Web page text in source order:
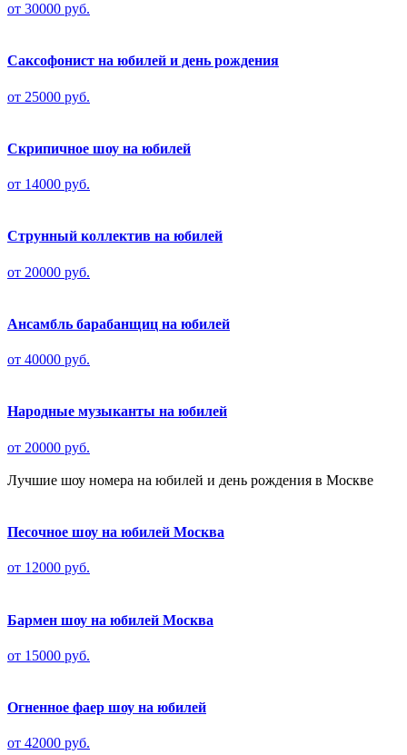
от 30000 руб.
Саксофонист на юбилей и день рождения
от 25000 руб.
Скрипичное шоу на юбилей
от 14000 руб.
Струнный коллектив на юбилей
от 20000 руб.
Ансамбль барабанщиц на юбилей
от 40000 руб.
Народные музыканты на юбилей
от 20000 руб.
Лучшие шоу номера на юбилей и день рождения в Москве
Песочное шоу на юбилей Москва
от 12000 руб.
Бармен шоу на юбилей Москва
от 15000 руб.
Огненное фаер шоу на юбилей
от 42000 руб.